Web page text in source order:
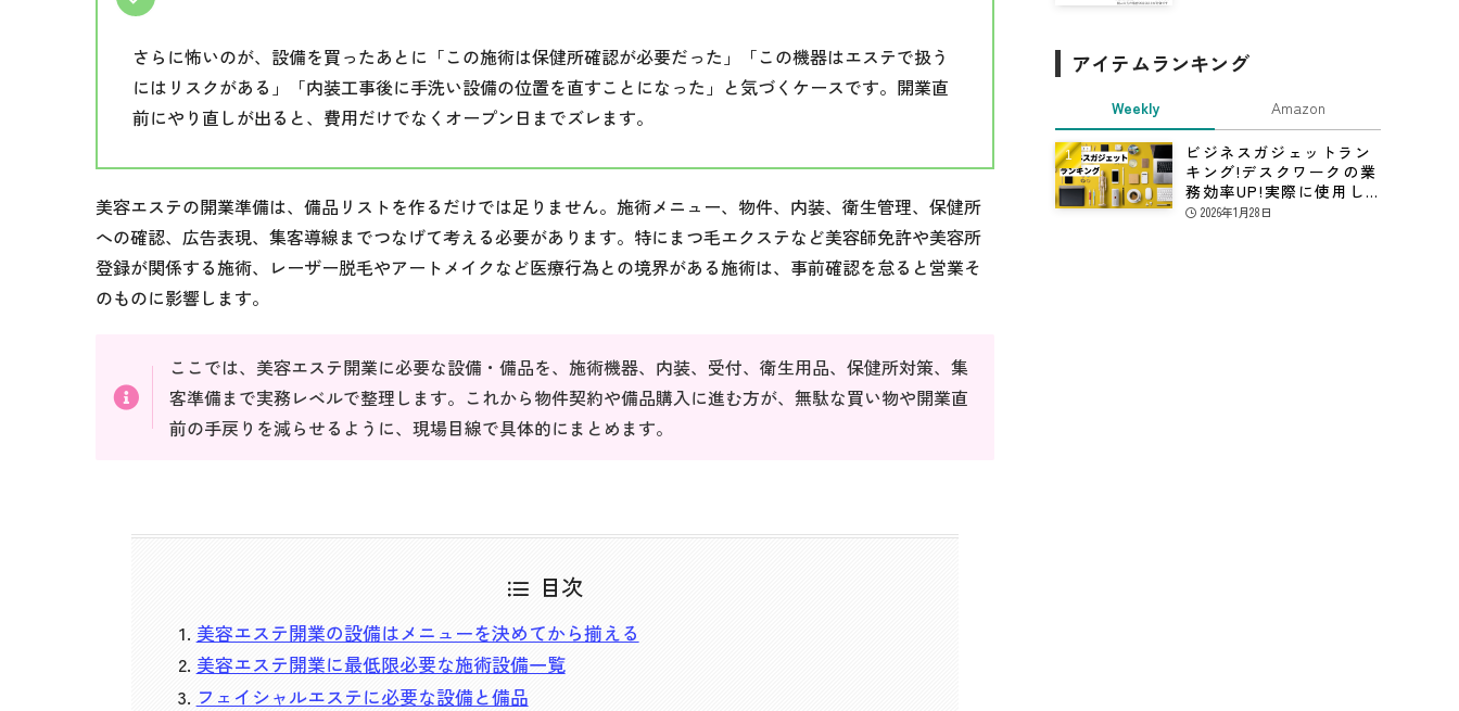
さらに怖いのが、設備を買ったあとに「この施術は保健所確認が必要だった」「この機器はエステで扱う
にはリスクがある」「内装工事後に手洗い設備の位置を直すことになった」と気づくケースです。開業直
前にやり直しが出ると、費用だけでなくオープン日までズレます。
美容エステの開業準備は、備品リストを作るだけでは足りません。施術メニュー、物件、内装、衛生管理、保健所
への確認、広告表現、集客導線までつなげて考える必要があります。特にまつ毛エクステなど美容師免許や美容所
登録が関係する施術、レーザー脱毛やアートメイクなど医療行為との境界がある施術は、事前確認を怠ると営業そ
のものに影響します。
ここでは、美容エステ開業に必要な設備・備品を、施術機器、内装、受付、衛生用品、保健所対策、集
客準備まで実務レベルで整理します。これから物件契約や備品購入に進む方が、無駄な買い物や開業直
前の手戻りを減らせるように、現場目線で具体的にまとめます。
目次
美容エステ開業の設備はメニューを決めてから揃える
美容エステ開業に最低限必要な施術設備一覧
フェイシャルエステに必要な設備と備品
アイテムランキング
Weekly Amazon
ビジネスガジェットラン
キング!デスクワークの業
務効率UP!実際に使用し
てる仕事効率化グッズ
2026年1月28日